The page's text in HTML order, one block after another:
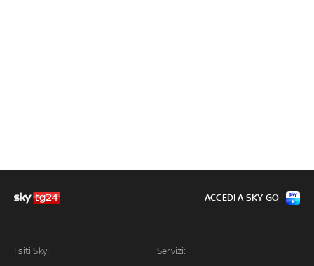
I siti Sky: Servizi:
ACCEDI A SKY GO